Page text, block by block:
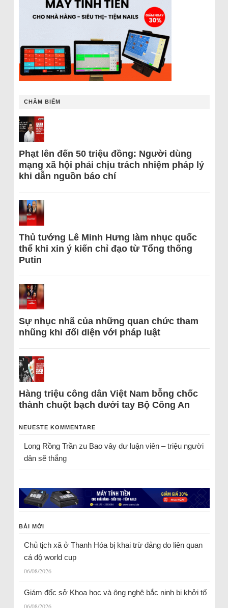
CHÂM BIẾM
Phạt lên đến 50 triệu đồng: Người dùng
mạng xã hội phải chịu trách nhiệm pháp lý
khi dẫn nguồn báo chí
Thủ tướng Lê Minh Hưng làm nhục quốc
thể khi xin ý kiến chỉ đạo từ Tổng thống
Putin
Sự nhục nhã của những quan chức tham
nhũng khi đối diện với pháp luật
Hàng triệu công dân Việt Nam bỗng chốc
thành chuột bạch dưới tay Bộ Công An
NEUESTE KOMMENTARE
Long Rồng Trầnzu Bao vây dư luận viên – triệu người
dân sẽ thắng
BÀI MỚI
Chủ tịch xã ở Thanh Hóa bị khai trừ đảng do liên quan
cá độ world cup
06/08/2026
Giám đốc sở Khoa học và ông nghệ bắc ninh bị khởi tố
06/08/2026